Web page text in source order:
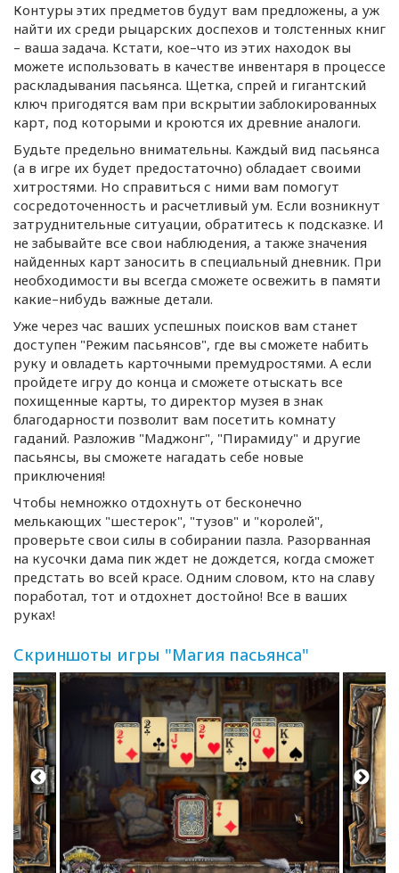
Контуры этих предметов будут вам предложены, а уж
найти их среди рыцарских доспехов и толстенных книг
– ваша задача. Кстати, кое–что из этих находок вы
можете использовать в качестве инвентаря в процессе
раскладывания пасьянса. Щетка, спрей и гигантский
ключ пригодятся вам при вскрытии заблокированных
карт, под которыми и кроются их древние аналоги.
Будьте предельно внимательны. Каждый вид пасьянса
(а в игре их будет предостаточно) обладает своими
хитростями. Но справиться с ними вам помогут
сосредоточенность и расчетливый ум. Если возникнут
затруднительные ситуации, обратитесь к подсказке. И
не забывайте все свои наблюдения, а также значения
найденных карт заносить в специальный дневник. При
необходимости вы всегда сможете освежить в памяти
какие–нибудь важные детали.
Уже через час ваших успешных поисков вам станет
доступен "Режим пасьянсов", где вы сможете набить
руку и овладеть карточными премудростями. А если
пройдете игру до конца и сможете отыскать все
похищенные карты, то директор музея в знак
благодарности позволит вам посетить комнату
гаданий. Разложив "Маджонг", "Пирамиду" и другие
пасьянсы, вы сможете нагадать себе новые
приключения!
Чтобы немножко отдохнуть от бесконечно
мелькающих "шестерок", "тузов" и "королей",
проверьте свои силы в собирании пазла. Разорванная
на кусочки дама пик ждет не дождется, когда сможет
предстать во всей красе. Одним словом, кто на славу
поработал, тот и отдохнет достойно! Все в ваших
руках!
Скриншоты игры "Магия пасьянса"